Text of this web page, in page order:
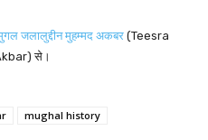
जलालुद्दीन मुहम्मद अकबर (Teesra
से।
mughal history